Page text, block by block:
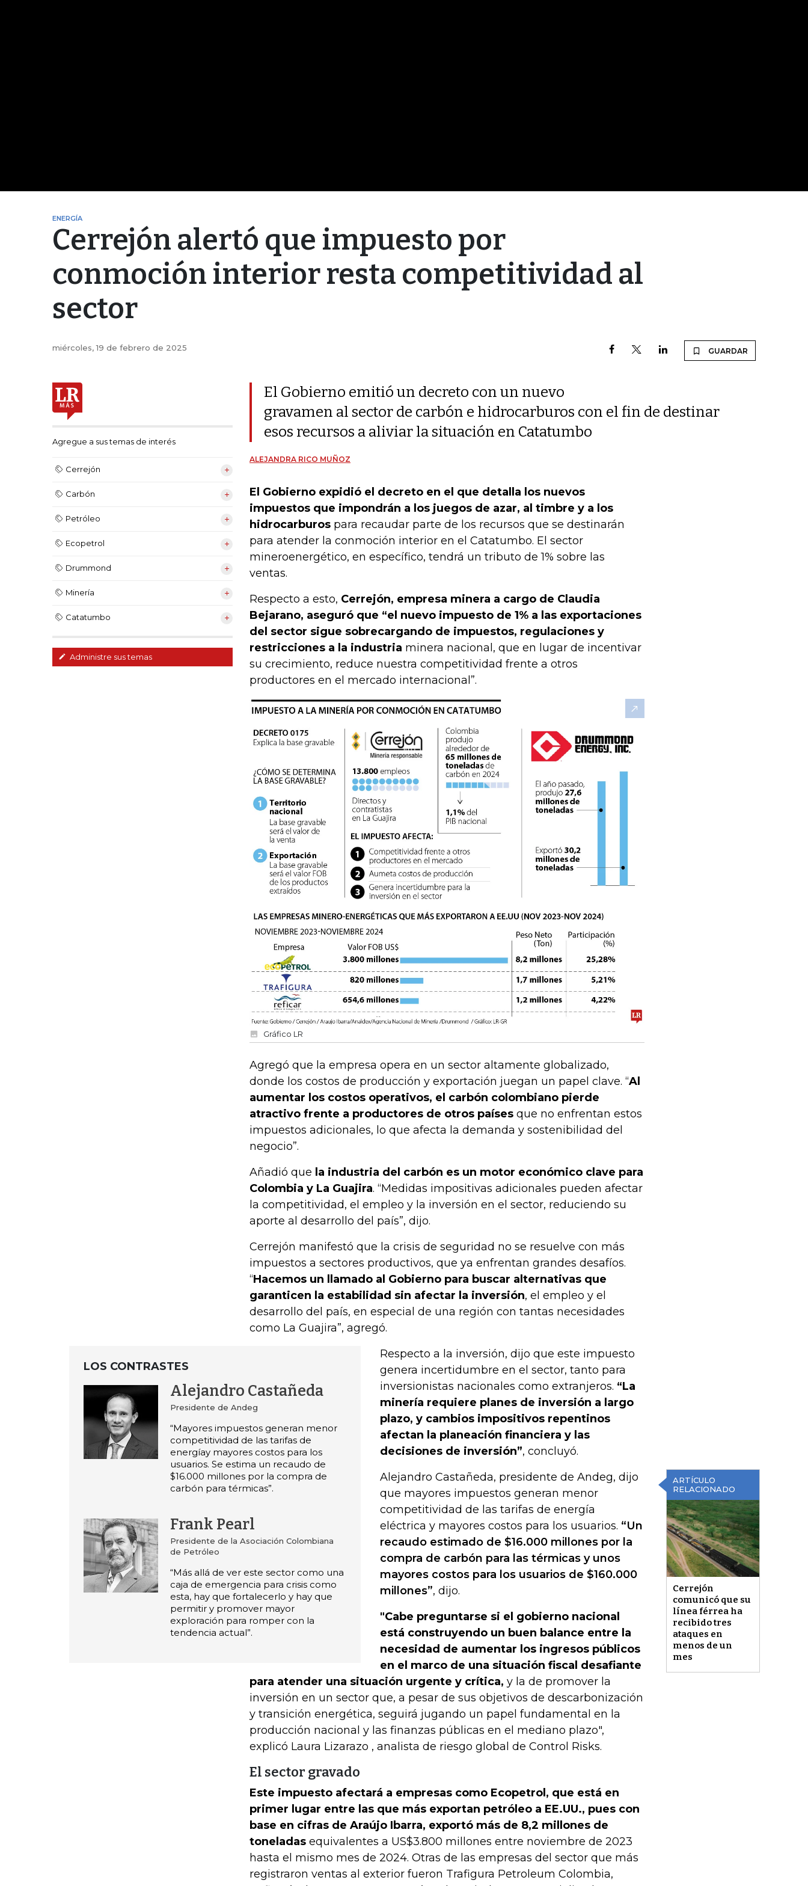
ENERGÍA
Cerrejón alertó que impuesto por
conmoción interior resta competitividad al
sector
miércoles, 19 de febrero de 2025 GUARDAR
Agregue a sus temas de interés
Cerrejón
Carbón
Petróleo
Ecopetrol
Drummond
Minería
Catatumbo
Administre sus temas
El Gobierno emitió un decreto con un nuevo
gravamen al sector de carbón e hidrocarburos con el fin de destinar
esos recursos a aliviar la situación en Catatumbo
ALEJANDRA RICO MUÑOZ
El Gobierno expidió el decreto en el que detalla los nuevos
impuestos que impondrán a los juegos de azar, al timbre y a los
hidrocarburos para recaudar parte de los recursos que se destinarán
para atender la conmoción interior en el Catatumbo. El sector
mineroenergético, en específico, tendrá un tributo de 1% sobre las
ventas.
Respecto a esto, Cerrejón, empresa minera a cargo de Claudia
Bejarano, aseguró que “el nuevo impuesto de 1% a las exportaciones
del sector sigue sobrecargando de impuestos, regulaciones y
restricciones a la industria minera nacional, que en lugar de incentivar
su crecimiento, reduce nuestra competitividad frente a otros
productores en el mercado internacional”.
Gráfico LR
Agregó que la empresa opera en un sector altamente globalizado,
donde los costos de producción y exportación juegan un papel clave. “Al
aumentar los costos operativos, el carbón colombiano pierde
atractivo frente a productores de otros países que no enfrentan estos
impuestos adicionales, lo que afecta la demanda y sostenibilidad del
negocio”.
Añadió que la industria del carbón es un motor económico clave para
Colombia y La Guajira. “Medidas impositivas adicionales pueden afectar
la competitividad, el empleo y la inversión en el sector, reduciendo su
aporte al desarrollo del país”, dijo.
Cerrejón manifestó que la crisis de seguridad no se resuelve con más
impuestos a sectores productivos, que ya enfrentan grandes desafíos.
“Hacemos un llamado al Gobierno para buscar alternativas que
garanticen la estabilidad sin afectar la inversión, el empleo y el
desarrollo del país, en especial de una región con tantas necesidades
como La Guajira”, agregó.
LOS CONTRASTES
Alejandro Castañeda
Presidente de Andeg
“Mayores impuestos generan menor
competitividad de las tarifas de
energíay mayores costos para los
usuarios. Se estima un recaudo de
$16.000 millones por la compra de
carbón para térmicas”.
Frank Pearl
Presidente de la Asociación Colombiana
de Petróleo
“Más allá de ver este sector como una
caja de emergencia para crisis como
esta, hay que fortalecerlo y hay que
permitir y promover mayor
exploración para romper con la
tendencia actual”.
Respecto a la inversión, dijo que este impuesto
genera incertidumbre en el sector, tanto para
inversionistas nacionales como extranjeros. “La
minería requiere planes de inversión a largo
plazo, y cambios impositivos repentinos
afectan la planeación financiera y las
decisiones de inversión”, concluyó.
ARTÍCULO
RELACIONADO
Cerrejón
comunicó que su
línea férrea ha
recibido tres
ataques en
menos de un
mes
Alejandro Castañeda, presidente de Andeg, dijo
que mayores impuestos generan menor
competitividad de las tarifas de energía
eléctrica y mayores costos para los usuarios. “Un
recaudo estimado de $16.000 millones por la
compra de carbón para las térmicas y unos
mayores costos para los usuarios de $160.000
millones”, dijo.
"Cabe preguntarse si el gobierno nacional
está construyendo un buen balance entre la
necesidad de aumentar los ingresos públicos
en el marco de una situación fiscal desafiante
para atender una situación urgente y crítica, y la de promover la
inversión en un sector que, a pesar de sus objetivos de descarbonización
y transición energética, seguirá jugando un papel fundamental en la
producción nacional y las finanzas públicas en el mediano plazo",
explicó Laura Lizarazo , analista de riesgo global de Control Risks.
El sector gravado
Este impuesto afectará a empresas como Ecopetrol, que está en
primer lugar entre las que más exportan petróleo a EE.UU., pues con
base en cifras de Araújo Ibarra, exportó más de 8,2 millones de
toneladas equivalentes a US$3.800 millones entre noviembre de 2023
hasta el mismo mes de 2024. Otras de las empresas del sector que más
registraron ventas al exterior fueron Trafigura Petroleum Colombia,